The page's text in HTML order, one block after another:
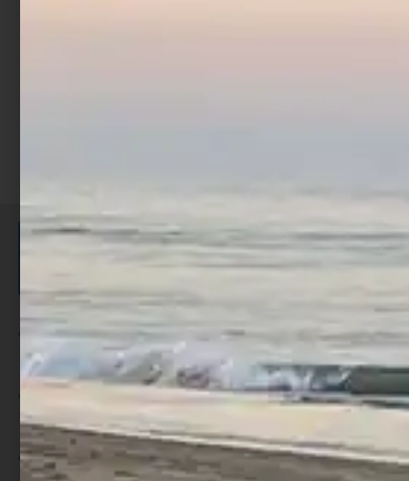
ISCRIVITI E RICEVI 3,50€ DI
SCONTO >
Per ogni acquisto accumuli ulteriori
punti;
Utilizza i punti per ricevere uno
sconto;
I punti sono indicati nella pagina